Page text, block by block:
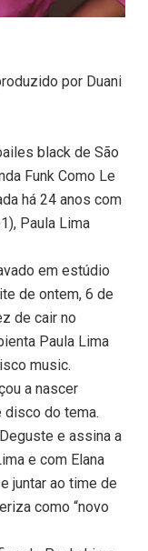
por Duani
black de São
Funk Como Le
há 24 anos com
Paula Lima
em estúdio
de ontem, 6 de
de cair no
Paula Lima
music.
a nascer
disco do tema.
e assina a
e com Elana
juntar ao time de
como “novo